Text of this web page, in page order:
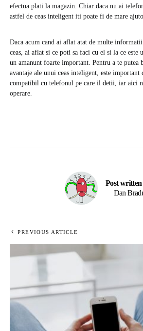
efectua plati la magazin. Chiar daca nu ai
astfel de ceas inteligent iti poate fi de mare
Daca acum cand ai aflat atat de multe
ceas, ai aflat si ce poti sa faci cu el si la ce este
un amanunt foarte important. Pentru a te putea
avantaje ale unui ceas inteligent, este important
compatibil cu telefonul pe care il detii, iar aici
operare.
Post
Dan
PREVIOUS ARTICLE